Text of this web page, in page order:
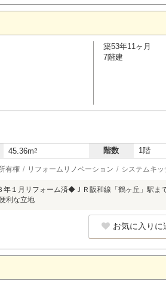
築53年11ヶ月
7階建
45.36m2 階数 1階
有権 リフォームリノベーション システムキッ
年１月リフォーム済◆ＪＲ阪和線「鶴ヶ丘」駅
利な立地
お気に入りに